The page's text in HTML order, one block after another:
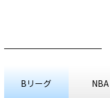
Bリーグ NBA